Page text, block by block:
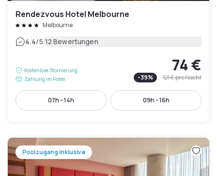
Rendezvous Hotel Melbourne
Melbourne
4.4/5|12 Bewertungen
Kostenlose Stornierung
Zahlung im Hotel
74 €
-39% 121 €pro Nacht
07h - 14h 09h - 16h
Poolzugang inklusive